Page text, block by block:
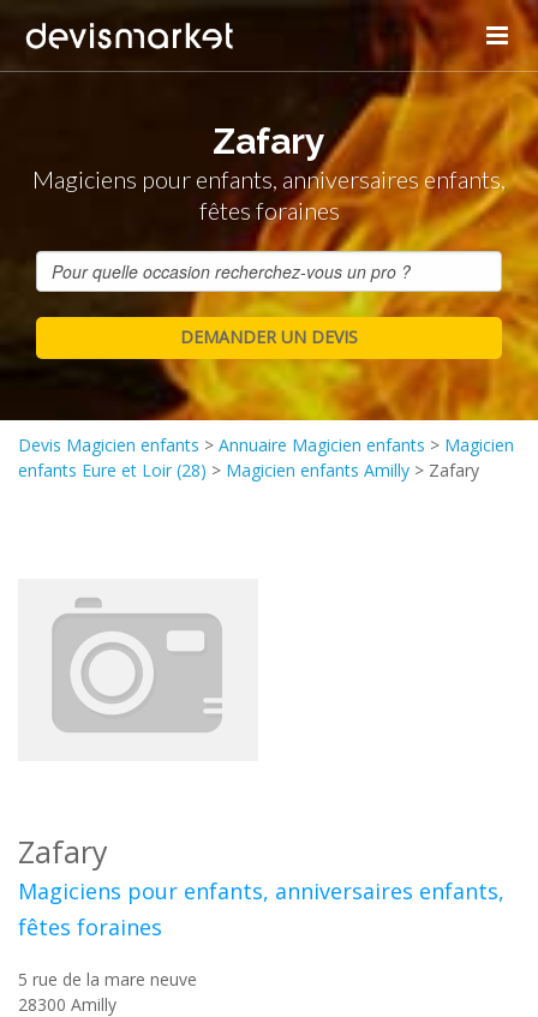
Zafary
Magiciens pour enfants, anniversaires enfants,
fêtes foraines
Devis Magicien enfants > Annuaire Magicien enfants > Magicien
enfants Eure et Loir (28) > Magicien enfants Amilly > Zafary
Zafary
Magiciens pour enfants, anniversaires enfants,
fêtes foraines
5 rue de la mare neuve
28300 Amilly